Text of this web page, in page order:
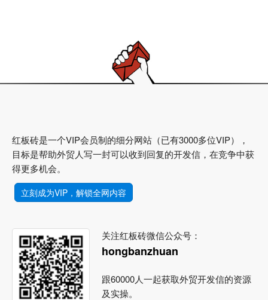
红板砖是一个VIP会员制的细分网站（已有3000多位VIP），
目标是帮助外贸人写一封可以收到回复的开发信，在竞争中获
得更多机会。
立刻成为VIP，解锁全网内容
关注红板砖微信公众号：
hongbanzhuan
跟60000人一起获取外贸开发信的资源
及实操。